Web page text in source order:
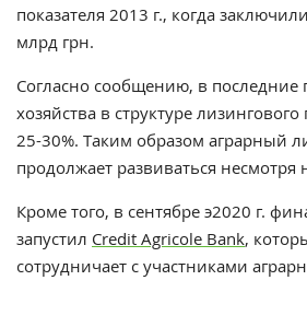
показателя 2013 г., когда
млрд грн.
Согласно сообщению, в последние
хозяйства в структуре
25-30%. Таким образом аграрный
продолжает развиваться несмотря
Кроме того, в сентябре э2020 г.
запустил Credit Agricole Bank,
сотрудничает с участниками